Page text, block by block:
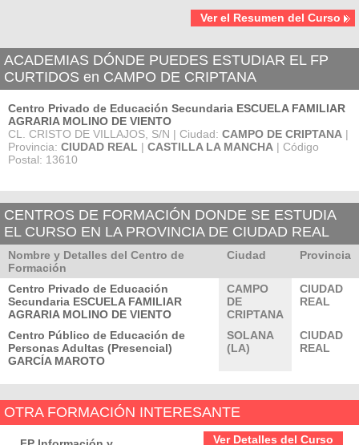
Ver el Resumen del Curso
ACADEMIAS DÓNDE PUEDES ESTUDIAR EL FP
CURTIDOS en CAMPO DE CRIPTANA
Centro Privado de Educación Secundaria ESCUELA FAMILIAR
AGRARIA MOLINO DE VIENTO
CL. CRISTO DE VILLAJOS, S/N | Ciudad: CAMPO DE CRIPTANA |
Provincia: CIUDAD REAL | CASTILLA LA MANCHA | Código
Postal: 13610
CENTROS DE FORMACIÓN DONDE SE ESTUDIA
EL CURSO EN LA PROVINCIA DE CIUDAD REAL
Nombre y Detalles del Centro de
Formación
Ciudad Provincia
Centro Privado de Educación
Secundaria ESCUELA FAMILIAR
AGRARIA MOLINO DE VIENTO
CAMPO
DE
CRIPTANA
CIUDAD
REAL
Centro Público de Educación de
Personas Adultas (Presencial)
GARCÍA MAROTO
SOLANA
(LA)
CIUDAD
REAL
OTRA FORMACIÓN INTERESANTE
Ver Detalles del Curso